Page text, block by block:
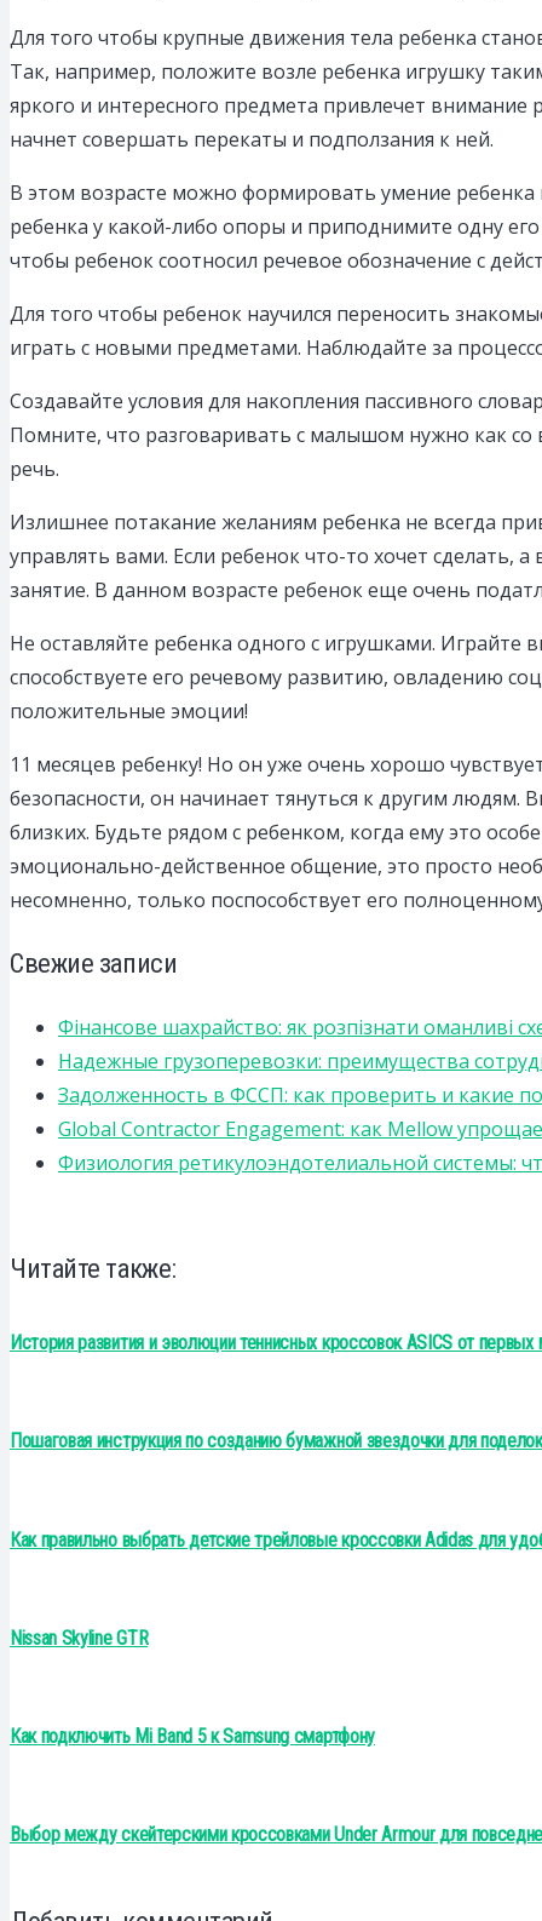
Для того чтобы крупные движения тела ребенка
Так, например, положите возле ребенка игрушку
яркого и интересного предмета привлечет внимание
начнет совершать перекаты и подползания к ней.
В этом возрасте можно формировать умение ребенка
ребенка у какой-либо опоры и приподнимите одну
чтобы ребенок соотносил речевое обозначение с
Для того чтобы ребенок научился переносить
играть с новыми предметами. Наблюдайте за
Создавайте условия для накопления пассивного
Помните, что разговаривать с малышом нужно как
речь.
Излишнее потакание желаниям ребенка не всегда
управлять вами. Если ребенок что-то хочет сделать,
занятие. В данном возрасте ребенок еще очень
Не оставляйте ребенка одного с игрушками.
способствуете его речевому развитию, овладению
положительные эмоции!
11 месяцев ребенку! Но он уже очень хорошо
безопасности, он начинает тянуться к другим
близких. Будьте рядом с ребенком, когда ему это
эмоционально-действенное общение, это просто
несомненно, только поспособствует его
Свежие записи
Фінансове шахрайство: як розпізнати оманливі
Надежные грузоперевозки: преимущества
Задолженность в ФССП: как проверить и какие
Global Contractor Engagement: как Mellow
Физиология ретикулоэндотелиальной системы:
Читайте также:
История развития и эволюции теннисных кроссовок ASICS от
Пошаговая инструкция по созданию бумажной звездочки для
Как правильно выбрать детские трейловые кроссовки Adidas для
Nissan Skyline GTR
Как подключить Mi Band 5 к Samsung смартфону
Выбор между скейтерскими кроссовками Under Armour для